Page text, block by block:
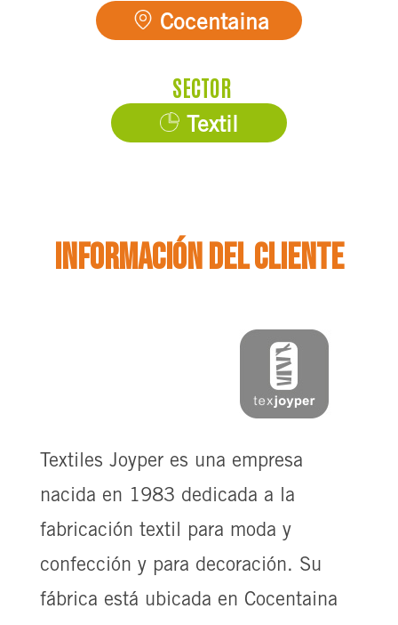
Cocentaina
SECTOR
Textil
Información del cliente
Textiles Joyper es una empresa
nacida en 1983 dedicada a la
fabricación textil para moda y
confección y para decoración. Su
fábrica está ubicada en Cocentaina